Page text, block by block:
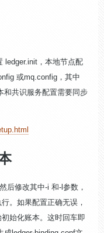
ledger.init，本地节点配
或mq.config，其中
和共识服务配置需要同步
后修改其中-i 和-l参数，
。如果配置正确无误，
始化账本。这时回车即